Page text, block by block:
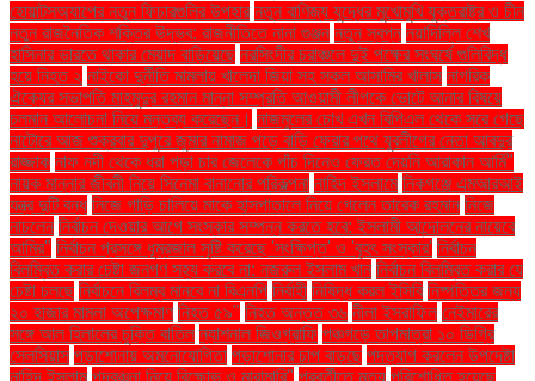
হোয়াটসঅ্যাপের নতুন ফিচারগুলির উপহার নতুন বাণিজ্য যুদ্ধের মুখোমুখি যুক্তরাষ্ট্র ও চীন
নতুন রাজনৈতিক শক্তির উদ্ভব: রাজনীতিতে নানা গুঞ্জন নতুন স্বপ্ন নয়াদিল্লি শেখ
হাসিনার ভারতে থাকার মেয়াদ বাড়িয়েছে নরসিংদীর চরাঞ্চলে দুই পক্ষের সংঘর্ষে গুলিবিদ্ধ
হয়ে নিহত ২ নাইকো দুর্নীতি মামলায় খালেদা জিয়া সহ সকল আসামির খালাস নাগরিক
ঐক্যের সভাপতি মাহমুদুর রহমান মান্না সম্প্রতি আওয়ামী লীগকে ভোটে আনার বিষয়ে
চলমান আলোচনা নিয়ে মন্তব্য করেছেন। নাজমুলের চোখ এখন বিপিএল থেকে সরে গেছে
নাটোরে আজ শুক্রবার দুপুরে জুমার নামাজ পড়ে বাড়ি ফেরার পথে যুবলীগের নেতা আবদুর
রাজ্জাক নাফ নদী থেকে ধরা পড়া চার জেলেকে পাঁচ দিনেও ফেরত দেয়নি আরাকান আর্মি"
নায়ক মান্নার জীবনী নিয়ে সিনেমা বানানোর পরিকল্পনা নাহিদ ইসলামে নিকগঞ্জে এমআরআই
যন্ত্র দুটি বন্ধ নিজে গাড়ি চালিয়ে মাকে হাসপাতালে নিয়ে গেলেন তারেক রহমান নিজে
নাচলেন নির্বাচন দেওয়ার আগে সংস্কার সম্পন্ন করতে হবে: ইসলামী আন্দোলনের নায়েবে
আমির" নির্বাচন প্রসঙ্গে ধূম্রজাল সৃষ্টি করেছে 'সংক্ষিপ্ত' ও 'বৃহৎ সংস্কার' নির্বাচন
বিলম্বিত করার চেষ্টা জনগণ সহ্য করবে না: নজরুল ইসলাম খান নির্বাচন বিলম্বিত করার যে
চেষ্টা চলছে নির্বাচনে বিলম্ব মানবে না বিএনপি নির্বাহী নিষিদ্ধ করল ইসিবি নিষ্পত্তির জন্য
২০ হাজার মামলা অপেক্ষমাণ নিহত ৫৯" নিহত অন্তত ৩৬ নীলা ইসরাফিল নেইমারের
সঙ্গে আল হিলালের চুক্তি বাতিল ন্যাশনাল জিওগ্রাফি পঞ্চগড়ে তাপমাত্রা ১০ ডিগ্রি
সেলসিয়াস পড়াশোনায় অমনোযোগিতা পড়াশোনার চাপ বাড়ছে পদত্যাগ করলেন উপদেষ্টা
নাহিদ ইসলাম পদবঞ্চনা নিয়ে বিক্ষোভ ও মারামারি" পরবর্তীতে মৃত্যু পরিশোধিত হয়েছে